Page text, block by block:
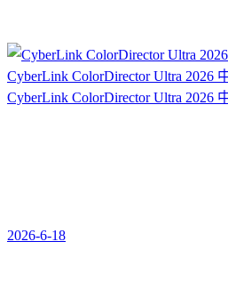
CyberLink ColorDirector Ultra 2026
CyberLink ColorDirector Ultra 2026
2026-6-18